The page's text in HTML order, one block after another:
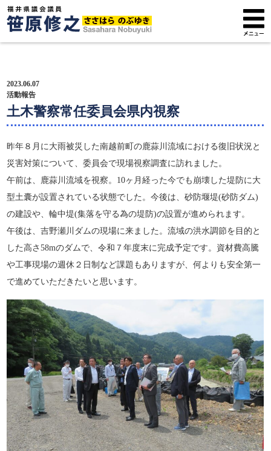
プロフィール
政策方針
活動報告
広報紙
サポーター募集
2023.06.07
活動報告
土木警察常任委員会県内視察
昨年８月に大雨被災した南越前町の鹿蒜川流域における復旧状況と
災害対策について、委員会で現場視察調査に訪れました。
午前は、鹿蒜川流域を視察。10ヶ月経った今でも崩壊した堤防に大
型土囊が設置されている状態でした。今後は、砂防堰堤(砂防ダム)
の建設や、輪中堤(集落を守る為の堤防)の設置が進められます。
午後は、吉野瀬川ダムの現場に来ました。流域の洪水調節を目的と
した高さ58mのダムで、令和７年度末に完成予定です。資材費高騰
や工事現場の週休２日制など課題もありますが、何よりも安全第一
で進めていただきたいと思います。